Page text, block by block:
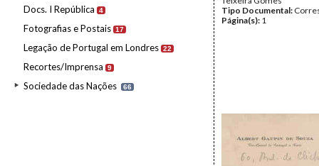
Docs. I República 4
Fotografias e Postais 17
Legação de Portugal em Londres 22
Recortes/Imprensa 9
Sociedade das Nações 66
Tipo Documental:
Página(s): 1